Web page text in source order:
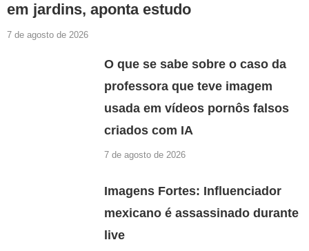
em jardins, aponta estudo
7 de agosto de 2026
O que se sabe sobre o caso da
professora que teve imagem
usada em vídeos pornôs falsos
criados com IA
7 de agosto de 2026
Imagens Fortes: Influenciador
mexicano é assassinado durante
live